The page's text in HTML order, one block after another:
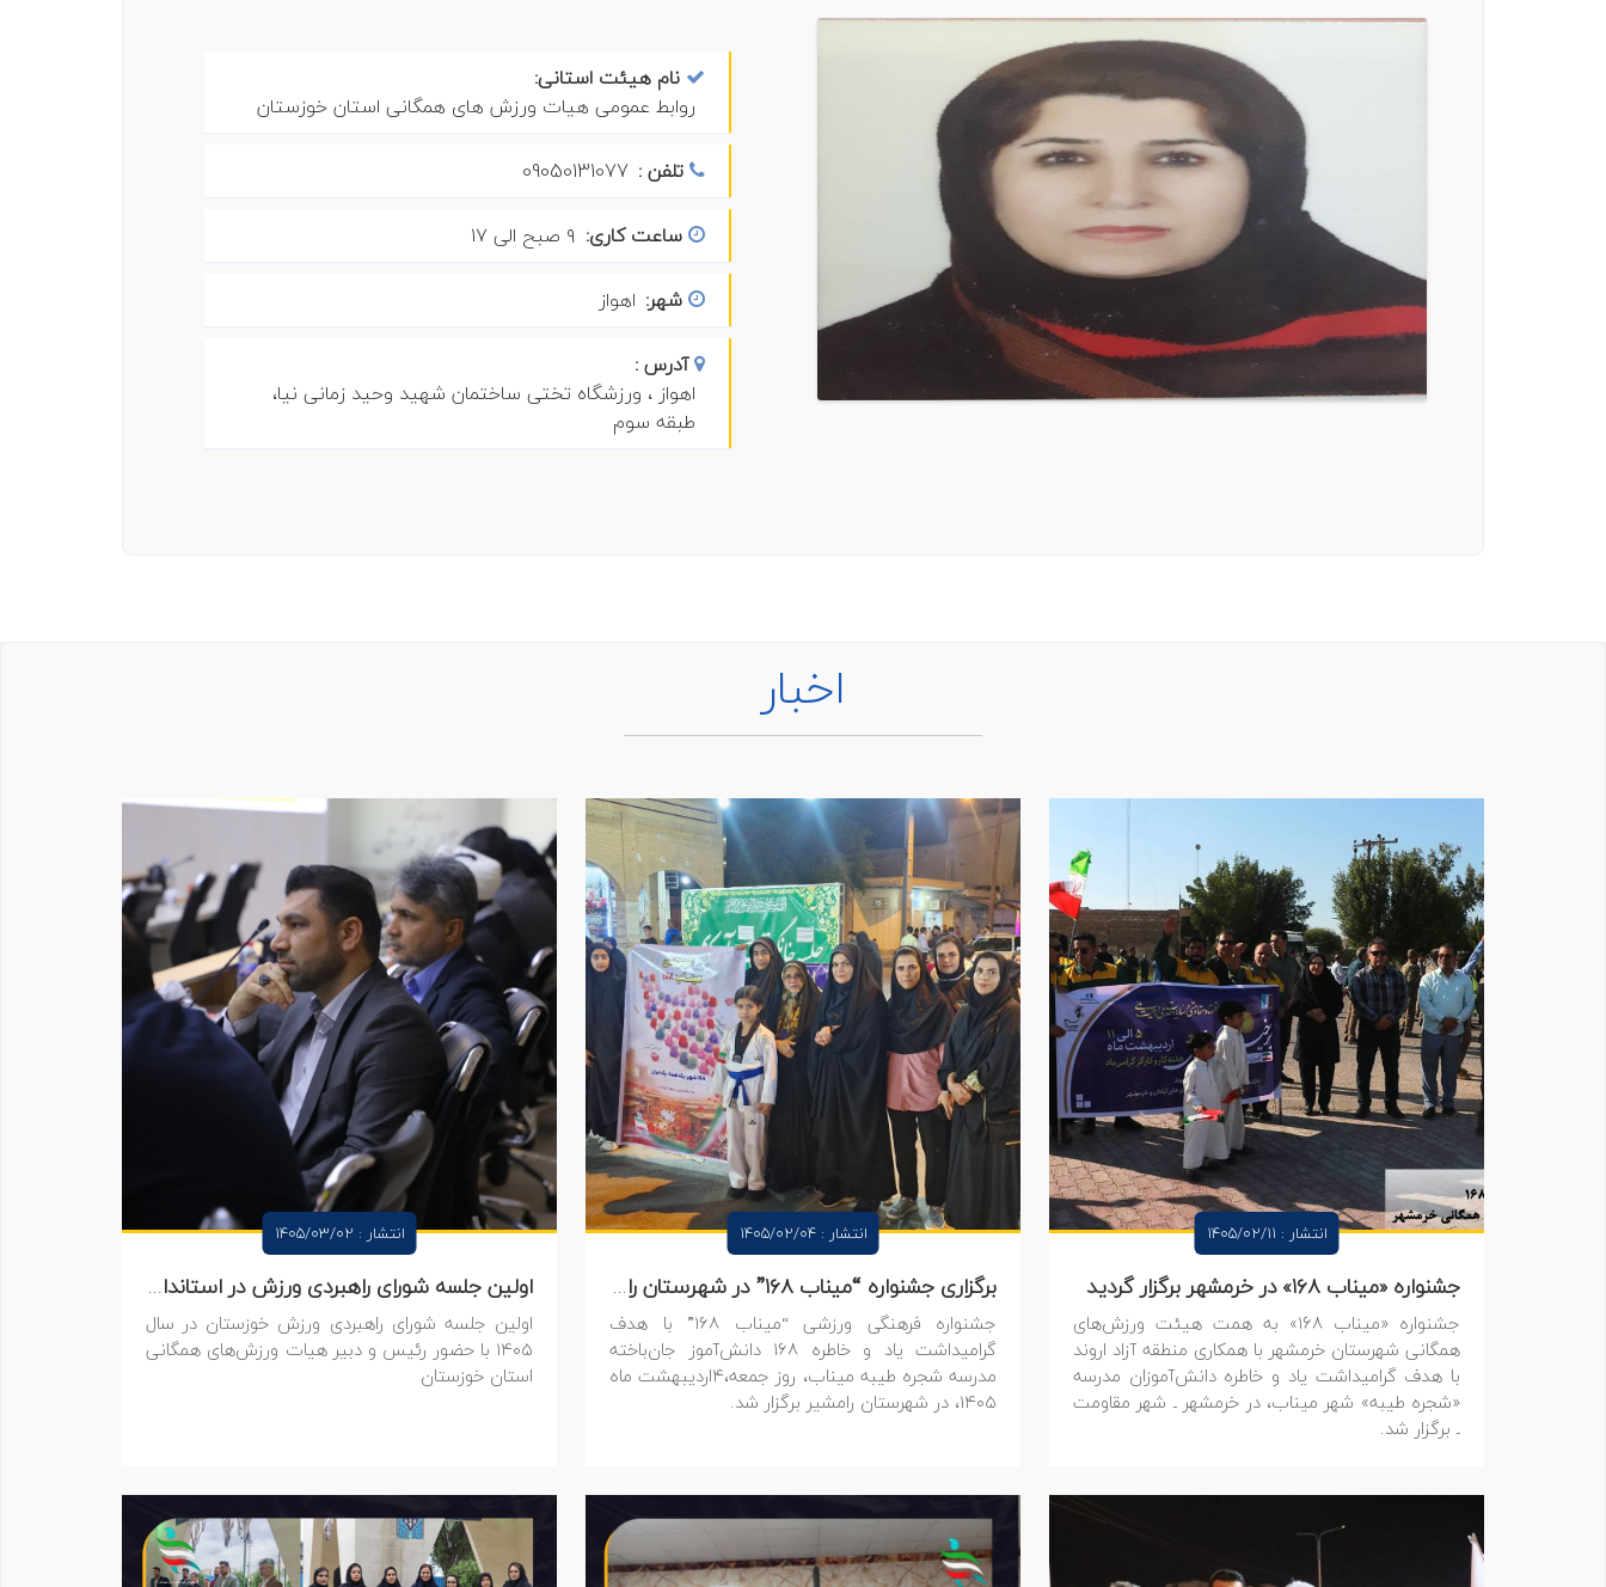
نام هیئت استانی:
روابط عمومی هیات ورزش های همگانی استان خوزستان
تلفن : 09050131077
ساعت کاری: ۹ صبح الی ۱۷
شهر: اهواز
آدرس :
اهواز ، ورزشگاه تختی ساختمان شهید وحید زمانی نیا،
طبقه سوم
اخبار
انتشار : 1405/02/11
جشنواره «میناب ۱۶۸» در خرمشهر برگزار گردید ‌
جشنواره «میناب ۱۶۸» به همت هیئت ورزش‌های
همگانی شهرستان خرمشهر با همکاری منطقه آزاد اروند
با هدف گرامیداشت یاد و خاطره دانش‌آموزان مدرسه
«شجره طیبه» شهر میناب، در خرمشهر ـ شهر مقاومت
ـ برگزار شد.
انتشار : 1405/02/04
برگزاری جشنواره “میناب ۱۶۸” در شهرستان رامشیر به یاد شهدای دانش‌آموز
جشنواره فرهنگی ورزشی “میناب ۱۶۸” با هدف
گرامیداشت یاد و خاطره ۱۶۸ دانش‌آموز جان‌باخته
مدرسه شجره طیبه میناب، روز جمعه،۴اردیبهشت ماه
۱۴۰۵، در شهرستان رامشیر برگزار شد.
انتشار : 1405/03/02
اولین جلسه شورای راهبردی ورزش در استانداری برگزار شد
اولین جلسه شورای راهبردی ورزش خوزستان در سال
۱۴۰۵ با حضور رئیس و دبیر هیات ورزش‌های همگانی
استان خوزستان